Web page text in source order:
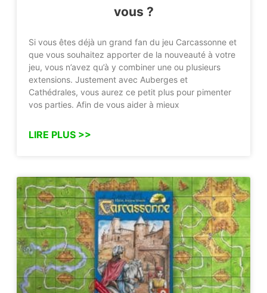
vous ?
Si vous êtes déjà un grand fan du jeu Carcassonne et
que vous souhaitez apporter de la nouveauté à votre
jeu, vous n’avez qu’à y combiner une ou plusieurs
extensions. Justement avec Auberges et
Cathédrales, vous aurez ce petit plus pour pimenter
vos parties. Afin de vous aider à mieux
LIRE PLUS >>